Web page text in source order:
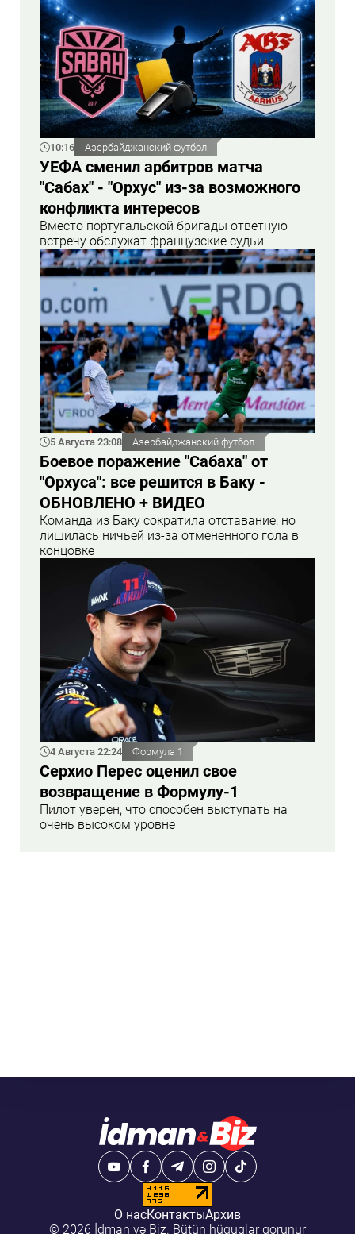
10:16 Азербайджанский футбол
УЕФА сменил арбитров матча
"Сабах" - "Орхус" из-за возможного
конфликта интересов
Вместо португальской бригады ответную
встречу обслужат французские судьи
5 Августа 23:08 Азербайджанский футбол
Боевое поражение "Сабаха" от
"Орхуса": все решится в Баку -
ОБНОВЛЕНО + ВИДЕО
Команда из Баку сократила отставание, но
лишилась ничьей из-за отмененного гола в
концовке
4 Августа 22:24 Формула 1
Серхио Перес оценил свое
возвращение в Формулу-1
Пилот уверен, что способен выступать на
очень высоком уровне
О насКонтактыАрхив
© 2026 İdman və Biz. Bütün hüquqlar qorunur